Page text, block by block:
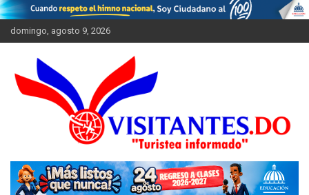
Saltar
al
contenido
domingo, agosto 9, 2026
Visitantes